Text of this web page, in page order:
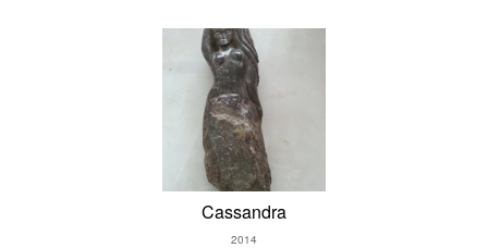
Cassandra
2014